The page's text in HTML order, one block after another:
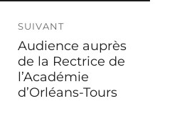
SUIVANT
Audience auprès
de la Rectrice de
l’Académie
d’Orléans-Tours